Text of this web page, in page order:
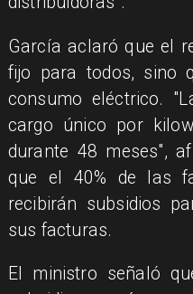
García aclaró que el
fijo para todos, sino
consumo eléctrico.
cargo único por
durante 48 meses",
que el 40% de las
recibirán subsidios
sus facturas.
El ministro señaló